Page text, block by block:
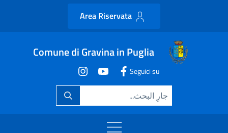
Comune di Gravina in Puglia
Seguici su